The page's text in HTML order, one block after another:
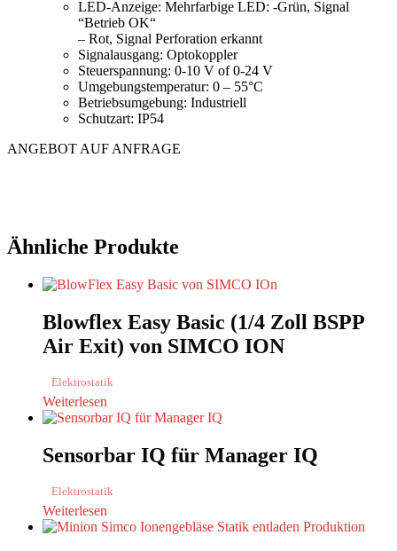
LED-Anzeige: Mehrfarbige LED: -Grün, Signal
“Betrieb OK“
– Rot, Signal Perforation erkannt
Signalausgang: Optokoppler
Steuerspannung: 0-10 V of 0-24 V
Umgebungstemperatur: 0 – 55°C
Betriebsumgebung: Industriell
Schutzart: IP54
ANGEBOT AUF ANFRAGE
Ähnliche Produkte
Blowflex Easy Basic (1/4 Zoll BSPP
Air Exit) von SIMCO ION
Elektrostatik
Weiterlesen
Sensorbar IQ für Manager IQ
Elektrostatik
Weiterlesen